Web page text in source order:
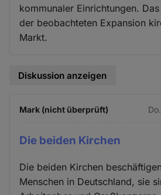
kommunaler Einrichtungen.
der beobachteten Expansion
Markt.
Diskussion anzeigen
Mark (nicht überprüft)
Die beiden Kirchen
Die beiden Kirchen
Menschen in Deutschland, sie